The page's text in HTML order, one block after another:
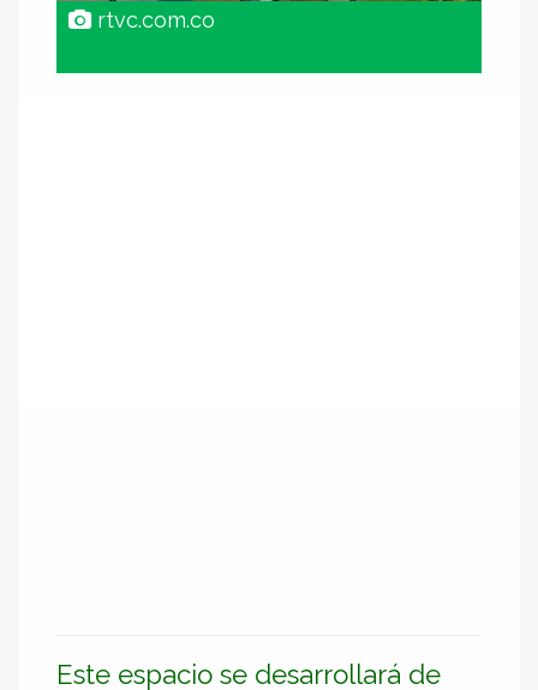
rtvc.com.co
Este espacio se desarrollará de